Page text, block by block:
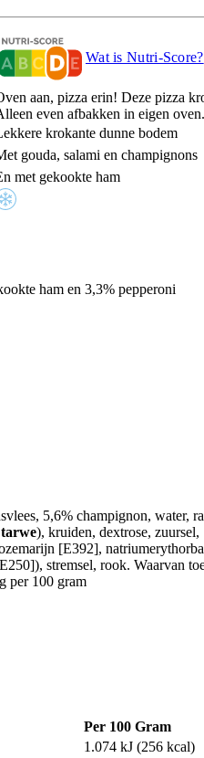
Wat is Nutri-Score?
aan, pizza erin! Deze pizza
even afbakken in eigen
krokante dunne bodem
gouda, salami en champignons
met gekookte ham
ham en 3,3% pepperoni
5,6% champignon, water,
tarwe), kruiden, dextrose, zuursel,
[E392],
stremsel, rook. Waarvan
per 100 gram
Per 100 Gram
1.074 kJ (256 kcal)